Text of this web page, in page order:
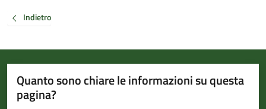
Indietro
Quanto sono chiare le informazioni su questa
pagina?